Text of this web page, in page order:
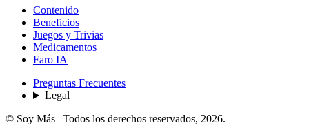
Contenido
Beneficios
Juegos y Trivias
Medicamentos
Faro IA
Preguntas Frecuentes
Legal
© Soy Más | Todos los derechos reservados, 2026.